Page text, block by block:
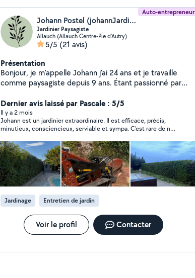
Auto-entrepreneur
Johann Postel (johannJardins)
Jardinier Paysagiste
Allauch (Allauch Centre-Pie d'Autry)
5/5 (21 avis)
Présentation
Bonjour, je m'appelle Johann j'ai 24 ans et je travaille
comme paysagiste depuis 9 ans. Étant passionné par
septembre 2024. Je possède tout le matériel
nécessaire pour l'entretien de vos jardins (tonte, taille,
plantation, création). A l'écoute de vos demandes,
minutieux et soucieux du détail n'hésitez pas à me
contacter pour réalisez vos envies!
Dernier avis laissé par Pascale : 5/5
Il y a 2 mois
Johann est un jardinier extraordinaire. Il est efficace, précis,
minutieux, consciencieux, serviable et sympa. C’est rare de nos
fait et qui sait de quoi il parle. Après élagage, taille d’arbustes,
débrousaillage etc mon jardin qui était dans un état désastreux
est redevenu magnifique. Merci Johann, vous avez fait un
travail fantastique et je vous recommande a 200%.
Jardinage Entretien de jardin
Voir le profil Contacter